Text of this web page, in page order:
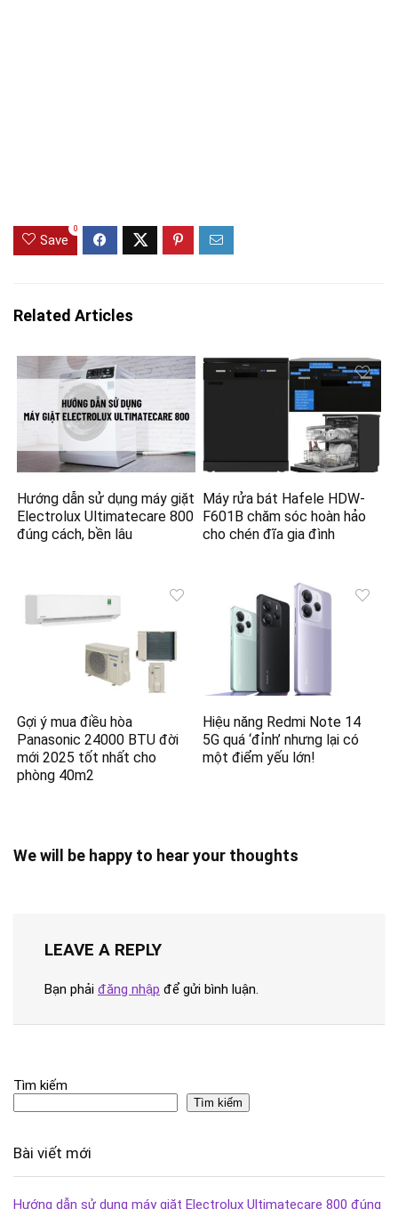
Save
0
Related Articles
Hướng dẫn sử dụng máy giặt
Electrolux Ultimatecare 800
đúng cách, bền lâu
Máy rửa bát Hafele HDW-
F601B chăm sóc hoàn hảo
cho chén đĩa gia đình
Gợi ý mua điều hòa
Panasonic 24000 BTU đời
mới 2025 tốt nhất cho
phòng 40m2
Hiệu năng Redmi Note 14
5G quá ‘đỉnh’ nhưng lại có
một điểm yếu lớn!
We will be happy to hear your thoughts
LEAVE A REPLY
Bạn phải đăng nhập để gửi bình luận.
Tìm kiếm
Tìm kiếm
Bài viết mới
Hướng dẫn sử dụng máy giặt Electrolux Ultimatecare 800 đúng